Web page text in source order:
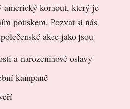
americký kornout, který je
potiskem. Pozvat si nás
akce jako jsou
a narozeninové oslavy
kampaně